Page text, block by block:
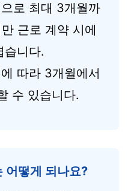
로 최대 3개월까
근로 계약 시에
습니다.
따라 3개월에서
수 있습니다.
어떻게 되나요?